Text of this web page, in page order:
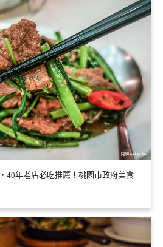
40年老店必吃推薦！桃園市政府美食